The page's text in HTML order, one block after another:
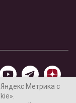
газеты
Метрика с